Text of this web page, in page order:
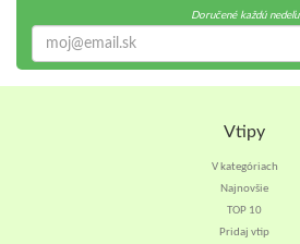
Doručené každú nedeľu
Vtipy
V kategóriach
Najnovšie
TOP 10
Pridaj vtip